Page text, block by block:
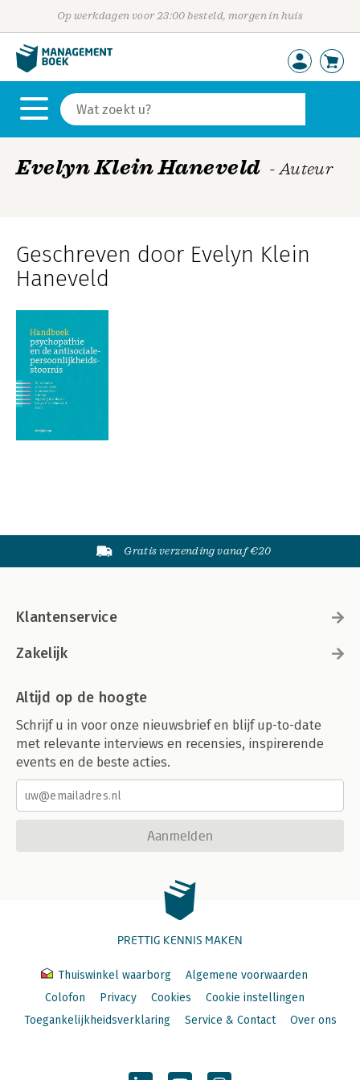
Op werkdagen voor 23:00 besteld, morgen in huis
Evelyn Klein Haneveld - Auteur
Geschreven door Evelyn Klein
Haneveld
Gratis verzending vanaf €20
Klantenservice
Zakelijk
Altijd op de hoogte
Schrijf u in voor onze nieuwsbrief en blijf up-to-date
met relevante interviews en recensies, inspirerende
events en de beste acties.
Aanmelden
PRETTIG KENNIS MAKEN
Thuiswinkel waarborg
Algemene voorwaarden
Colofon
Privacy Cookies
Cookie instellingen
Toegankelijkheidsverklaring
Service & Contact Over ons